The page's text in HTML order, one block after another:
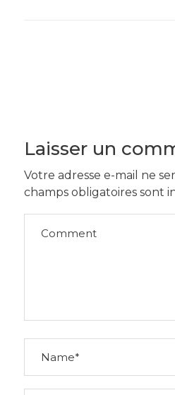
Laisser un
Votre adresse e-mail ne
champs obligatoires sont